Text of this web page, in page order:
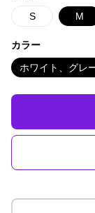
S M
カラー
ホワイト、グレ